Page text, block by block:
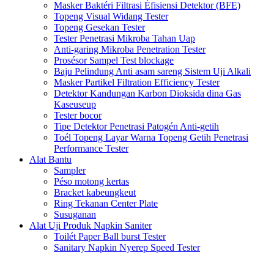
Masker Baktéri Filtrasi Éfisiensi Detektor (BFE)
Topeng Visual Widang Tester
Topeng Gesekan Tester
Tester Penetrasi Mikroba Tahan Uap
Anti-garing Mikroba Penetration Tester
Prosésor Sampel Test blockage
Baju Pelindung Anti asam sareng Sistem Uji Alkali
Masker Partikel Filtration Efficiency Tester
Detektor Kandungan Karbon Dioksida dina Gas
Kaseuseup
Tester bocor
Tipe Detektor Penetrasi Patogén Anti-getih
Toél Topeng Layar Warna Topeng Getih Penetrasi
Performance Tester
Alat Bantu
Sampler
Péso motong kertas
Bracket kabeungkeut
Ring Tekanan Center Plate
Susuganan
Alat Uji Produk Napkin Saniter
Toilét Paper Ball burst Tester
Sanitary Napkin Nyerep Speed ​​Tester